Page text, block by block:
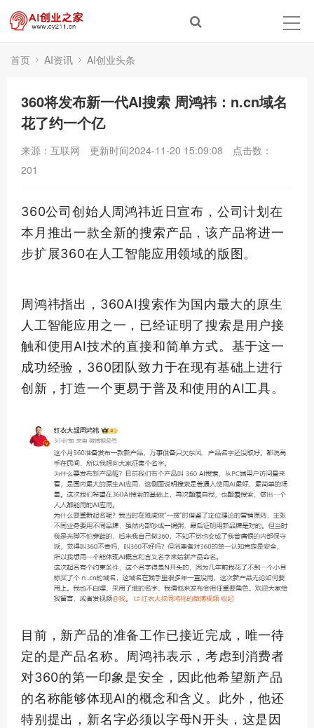
首页 AI资讯 AI创业头条
360将发布新一代AI搜索 周鸿祎：n.cn域名
花了约一个亿
来源：互联网 更新时间2024-11-20 15:09:08
点击数：
201
360公司创始人周鸿祎近日宣布，公司计划在
本月推出一款全新的搜索产品，该产品将进一
步扩展360在人工智能应用领域的版图。
周鸿祎指出，360AI搜索作为国内最大的原生
人工智能应用之一，已经证明了搜索是用户接
触和使用AI技术的直接和简单方式。基于这一
成功经验，360团队致力于在现有基础上进行
创新，打造一个更易于普及和使用的AI工具。
目前，新产品的准备工作已接近完成， 唯一待
定的是产品名称。周鸿祎表示，考虑到消费者
对360的第一印象是安全，因此他希望新产品
的名称能够体现AI的概念和含义。此外，他还
特别提出，新名字必须以字母N开头，这是因